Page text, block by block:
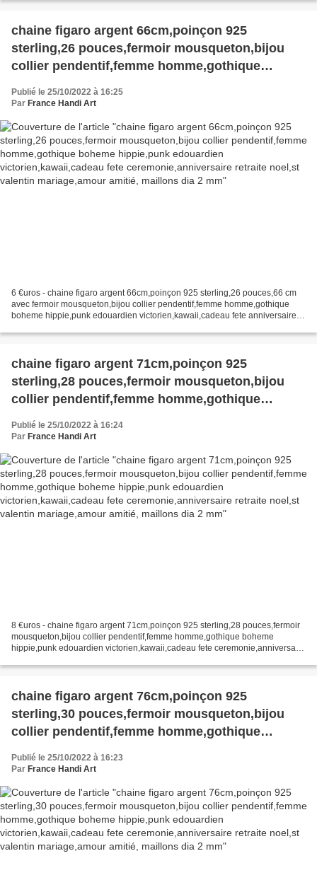
chaine figaro argent 66cm,poinçon 925
sterling,26 pouces,fermoir mousqueton,bijou
collier pendentif,femme homme,gothique
boheme hippie,punk edouardien
victorien,kawaii,cadeau fete
mariage,amour amitié, maillons dia 2 mm
Publié le 25/10/2022 à 16:25
Par France Handi Art
6 €uros - chaine figaro argent 66cm,poinçon 925 sterling,26 pouces,66 cm
avec fermoir mousqueton,bijou collier pendentif,femme homme,gothique
boheme hippie,punk edouardien victorien,kawaii,cadeau fete anniversaire
chaine figaro argent 71cm,poinçon 925
sterling,28 pouces,fermoir mousqueton,bijou
collier pendentif,femme homme,gothique
victorien,kawaii,cadeau fete
mariage,amour amitié, maillons dia 2 mm
Publié le 25/10/2022 à 16:24
Par France Handi Art
8 €uros - chaine figaro argent 71cm,poinçon 925 sterling,28 pouces,fermoir
mousqueton,bijou collier pendentif,femme homme,gothique boheme
hippie,punk edouardien victorien,kawaii,cadeau fete ceremonie,anniversaire
chaine figaro argent 76cm,poinçon 925
sterling,30 pouces,fermoir mousqueton,bijou
collier pendentif,femme homme,gothique
boheme hippie,punk edouardien
victorien,kawaii,cadeau fete
mariage,amour amitié, maillons dia 2 mm
Publié le 25/10/2022 à 16:23
Par France Handi Art